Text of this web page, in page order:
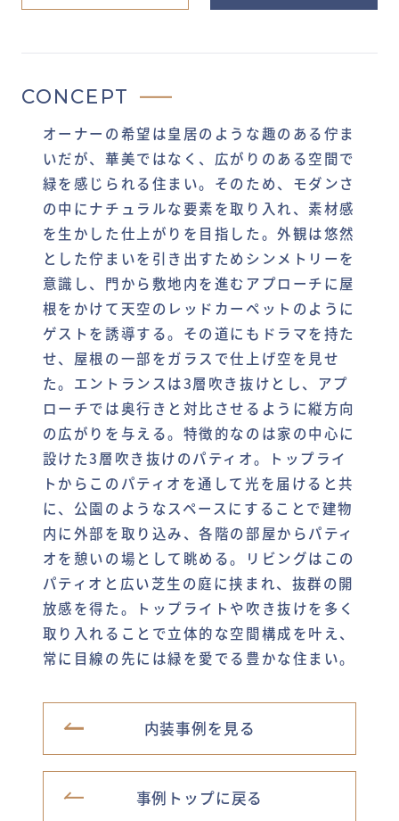
CONCEPT
オーナーの希望は皇居のような趣のある佇ま
いだが、華美ではなく、広がりのある空間で
緑を感じられる住まい。そのため、モダンさ
の中にナチュラルな要素を取り入れ、素材感
を生かした仕上がりを目指した。外観は悠然
とした佇まいを引き出すためシンメトリーを
意識し、門から敷地内を進むアプローチに屋
根をかけて天空のレッドカーペットのように
ゲストを誘導する。その道にもドラマを持た
せ、屋根の一部をガラスで仕上げ空を見せ
た。エントランスは3層吹き抜けとし、アプ
ローチでは奥行きと対比させるように縦方向
の広がりを与える。特徴的なのは家の中心に
設けた3層吹き抜けのパティオ。トップライ
トからこのパティオを通して光を届けると共
に、公園のようなスペースにすることで建物
内に外部を取り込み、各階の部屋からパティ
オを憩いの場として眺める。リビングはこの
パティオと広い芝生の庭に挟まれ、抜群の開
放感を得た。トップライトや吹き抜けを多く
取り入れることで立体的な空間構成を叶え、
常に目線の先には緑を愛でる豊かな住まい。
内装事例を見る
事例トップに戻る